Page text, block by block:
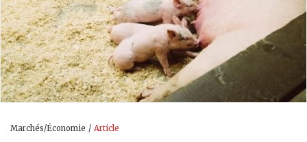
Marchés/Économie Article